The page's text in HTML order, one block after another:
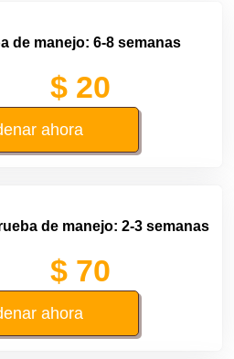
de manejo: 6-8 semanas
$ 20
ahora
de manejo: 2-3 semanas
$ 70
ahora